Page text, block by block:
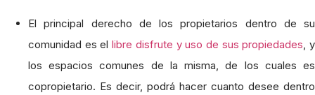
El principal derecho de los propietarios dentro de su
comunidad es ellibre disfrute y uso de sus propiedades , y
los espacios comunes de la misma, de los cuales es
copropietario. Es decir, podrá hacer cuanto desee dentro